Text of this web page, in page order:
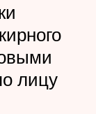
лицу